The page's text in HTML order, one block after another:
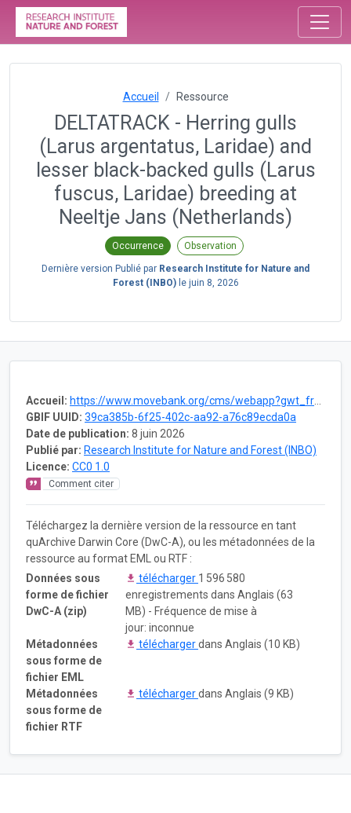
Accueil Ressource
DELTATRACK - Herring gulls
(Larus argentatus, Laridae) and
lesser black-backed gulls (Larus
fuscus, Laridae) breeding at
Neeltje Jans (Netherlands)
Occurrence Observation
Dernière version Publié par Research Institute for Nature and
Forest (INBO)le juin 8, 2026
Accueil: https://www.movebank.org/cms/webapp?gwt_fragment=page=studies,path=study1258895879
GBIF UUID: 39ca385b-6f25-402c-aa92-a76c89ecda0a
Date de publication: 8 juin 2026
Publié par: Research Institute for Nature and Forest (INBO)
Licence: CC0 1.0
Comment citer
Téléchargez la dernière version de la ressource en tant
quArchive Darwin Core (DwC-A), ou les métadonnées de la
ressource au format EML ou RTF :
Données sous
forme de fichier
DwC-A (zip)
télécharger 1 596 580
enregistrements dans Anglais (63
MB) - Fréquence de mise à
jour: inconnue
Métadonnées
sous forme de
fichier EML
téléchargerdans Anglais (10 KB)
Métadonnées
sous forme de
fichier RTF
téléchargerdans Anglais (9 KB)